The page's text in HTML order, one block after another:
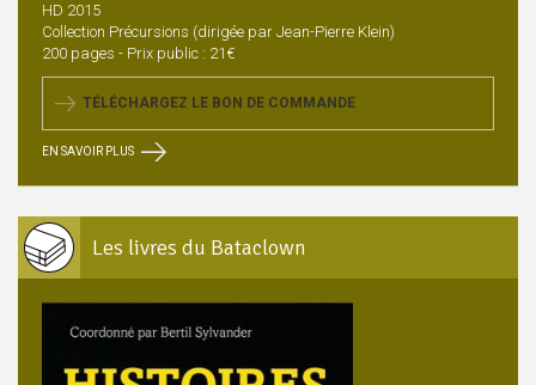
HD 2015
Collection Précursions (dirigée par Jean-Pierre Klein)
200 pages - Prix public : 21€
TÉLÉCHARGEZ LE BON DE COMMANDE
EN SAVOIR PLUS
Les livres du Bataclown